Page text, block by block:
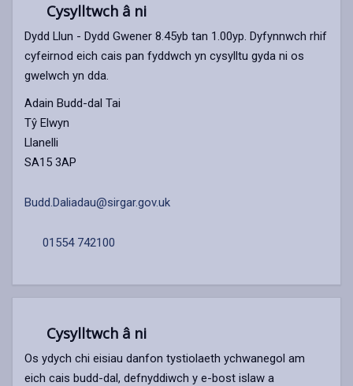
Cysylltwch â ni
Dydd Llun - Dydd Gwener 8.45yb tan 1.00yp. Dyfynnwch rhif
cyfeirnod eich cais pan fyddwch yn cysylltu gyda ni os
gwelwch yn dda.
Adain Budd-dal Tai
Tŷ Elwyn
Llanelli
SA15 3AP
Budd.Daliadau@sirgar.gov.uk
01554 742100
Cysylltwch â ni
Os ydych chi eisiau danfon tystiolaeth ychwanegol am
eich cais budd-dal, defnyddiwch y e-bost islaw a